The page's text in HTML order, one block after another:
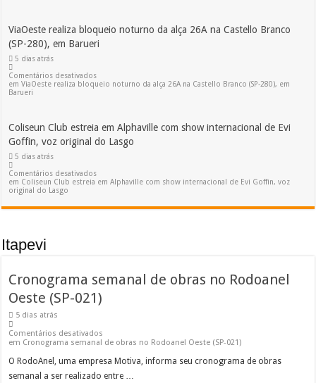
ViaOeste realiza bloqueio noturno da alça 26A na Castello Branco
(SP-280), em Barueri
5 dias atrás
Comentários desativados
em ViaOeste realiza bloqueio noturno da alça 26A na Castello Branco (SP-280), em
Barueri
Coliseun Club estreia em Alphaville com show internacional de Evi
Goffin, voz original do Lasgo
5 dias atrás
Comentários desativados
em Coliseun Club estreia em Alphaville com show internacional de Evi Goffin, voz
original do Lasgo
Itapevi
Cronograma semanal de obras no Rodoanel
Oeste (SP-021)
5 dias atrás
Comentários desativados
em Cronograma semanal de obras no Rodoanel Oeste (SP-021)
O RodoAnel, uma empresa Motiva, informa seu cronograma de obras
semanal a ser realizado entre …